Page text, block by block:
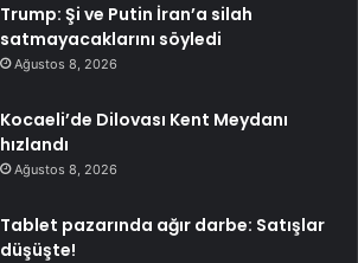
Trump: Şi ve Putin İran’a silah
satmayacaklarını söyledi
Ağustos 8, 2026
Kocaeli’de Dilovası Kent Meydanı
hızlandı
Ağustos 8, 2026
Tablet pazarında ağır darbe: Satışlar
düşüşte!